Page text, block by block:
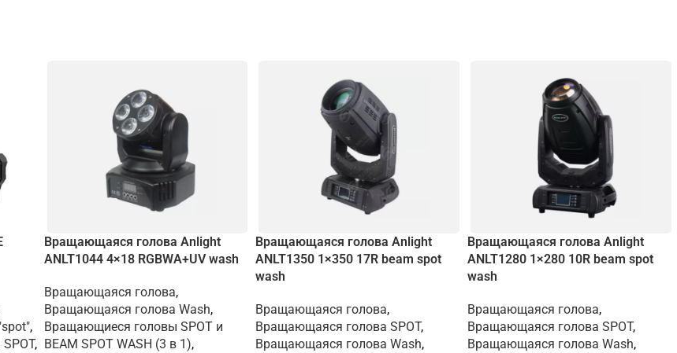
,
,
Вращающаяся голова Anlight
ANLT1044 4×18 RGBWA+UV wash
Вращающаяся голова,
Вращающаяся голова Wash,
Вращающиеся головы SPOT и
BEAM SPOT WASH (3 в 1),
Вращающаяся голова Anlight
ANLT1350 1×350 17R beam spot
wash
Вращающаяся голова,
Вращающаяся голова SPOT,
Вращающаяся голова Wash,
Вращающаяся голова Anlight
ANLT1280 1×280 10R beam spot
wash
Вращающаяся голова,
Вращающаяся голова SPOT,
Вращающаяся голова Wash,